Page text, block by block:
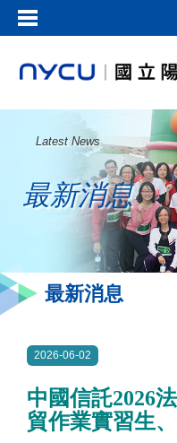
Latest News
最新消息
最新消息
2026-06-02
中國信託2026
貿作業實習生